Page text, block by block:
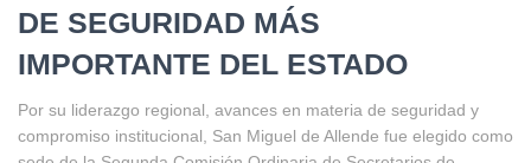
DE SEGURIDAD MÁS
IMPORTANTE DEL ESTADO
Por su liderazgo regional, avances en materia de seguridad y
compromiso institucional, San Miguel de Allende fue elegido como